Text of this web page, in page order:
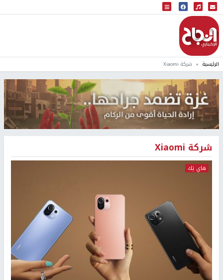
البث المباشر
إذاعة النجاح
الرئيسية شركة Xiaomi
شركة Xiaomi
هاي تِك